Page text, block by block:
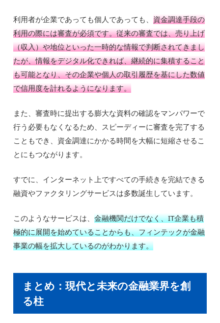
利用者が企業であっても個人であっても、資金調達手段の
利用の際には審査が必須です。従来の審査では、売り上げ
（収入）や地位といった一時的な情報で判断されてきまし
たが、情報をデジタル化できれば、継続的に集積すること
も可能となり、その企業や個人の取引履歴を基にした数値
で信用度を計れるようになります。
また、審査時に提出する膨大な資料の確認をマンパワーで
行う必要もなくなるため、スピーディーに審査を完了する
こともでき、資金調達にかかる時間を大幅に短縮させるこ
とにもつながります。
すでに、インターネット上ですべての手続きを完結できる
融資やファクタリングサービスは多数誕生しています。
このようなサービスは、金融機関だけでなく、IT企業も積
極的に展開を始めていることからも、フィンテックが金融
事業の幅を拡大しているのがわかります。
まとめ：現代と未来の金融業界を創
る柱